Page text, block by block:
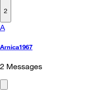
2
A
Arnica1967
2 Messages